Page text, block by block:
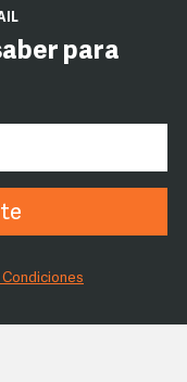
para
Condiciones